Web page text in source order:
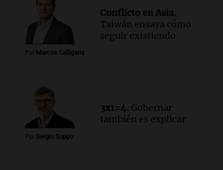
Episodios
Audio.Santa Fe reactivará 1.500
viviendas paralizadas tras el cierre de
Procrear en la provincia
Panorama Federal
Por Marcos Calligaris
Conflicto en Asia.
Taiwán ensaya cómo
seguir existiendo
Por Sergio Suppo
3x1=4. Gobernar
también es explicar